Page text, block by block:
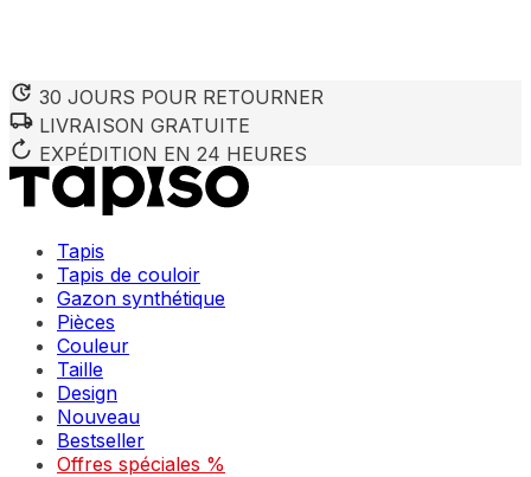
30 JOURS POUR RETOURNER
LIVRAISON GRATUITE
EXPÉDITION EN 24 HEURES
Tapis
Tapis de couloir
Gazon synthétique
Pièces
Couleur
Taille
Design
Nouveau
Bestseller
Offres spéciales %